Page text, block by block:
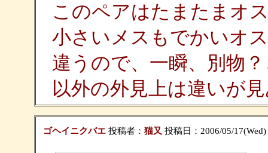
このペアはたまたまオ
小さいメスもでかいオ
違うので、一瞬、別物
以外の外見上は違いが
ゴヘイニクバエ投稿者： 猫又 投稿日：2006/05/